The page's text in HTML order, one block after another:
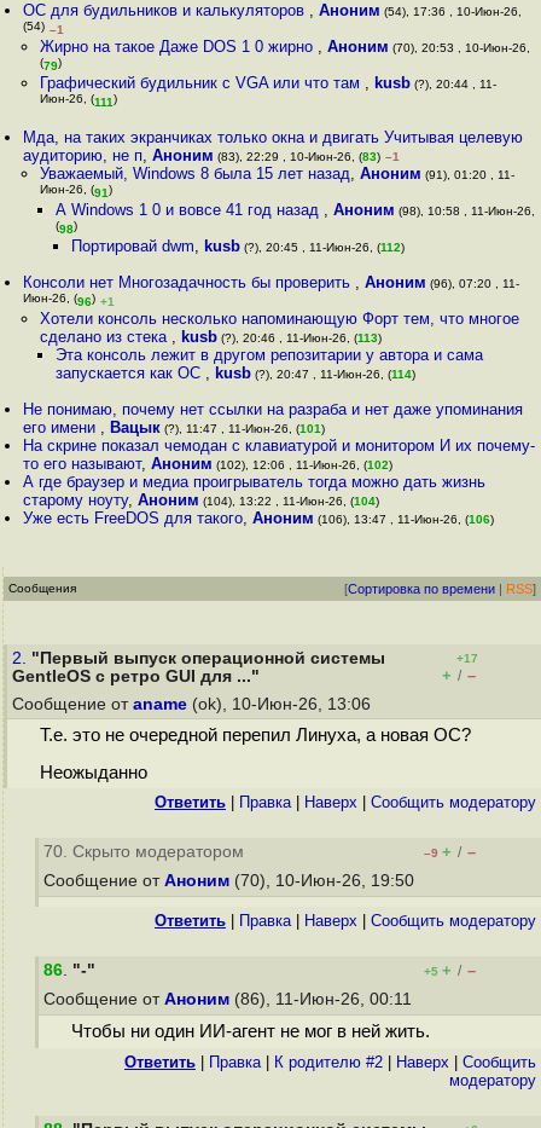
ОС для будильников и калькуляторов ,Аноним (54), 17:36 , 10-Июн-26,
(54) –1
Жирно на такое Даже DOS 1 0 жирно , Аноним (70), 20:53 , 10-Июн-26,
(79)
Графический будильник с VGA или что там , kusb(?), 20:44 , 11-
Июн-26, (111)
Мда, на таких экранчиках только окна и двигать Учитывая целевую
аудиторию, не п,Аноним (83), 22:29 , 10-Июн-26, (83) –1
Уважаемый, Windows 8 была 15 лет назад, Аноним (91), 01:20 , 11-
Июн-26, (91)
А Windows 1 0 и вовсе 41 год назад , Аноним (98), 10:58 , 11-Июн-26,
(98)
Портировай dwm, kusb (?), 20:45 , 11-Июн-26, (112)
Консоли нет Многозадачность бы проверить ,Аноним (96), 07:20 , 11-
Июн-26, (96) +1
Хотели консоль несколько напоминающую Форт тем, что многое
сделано из стека , kusb(?), 20:46 , 11-Июн-26, (113)
Эта консоль лежит в другом репозитарии у автора и сама
запускается как ОС , kusb(?), 20:47 , 11-Июн-26, (114)
Не понимаю, почему нет ссылки на разраба и нет даже упоминания
его имени , Вацык (?), 11:47 , 11-Июн-26, (101)
На скрине показал чемодан с клавиатурой и монитором И их почему-
то его называют,Аноним (102), 12:06 , 11-Июн-26, (102)
А где браузер и медиа проигрыватель тогда можно дать жизнь
старому ноуту,Аноним (104), 13:22 , 11-Июн-26, (104)
Уже есть FreeDOS для такого,Аноним (106), 13:47 , 11-Июн-26, (106)
Сообщения [Сортировка по времени | RSS]
2. "Первый выпуск операционной системы
GentleOS с ретро GUI для ..."
+17
+ / –
Сообщение от aname (ok), 10-Июн-26, 13:06
Т.е. это не очередной перепил Линуха, а новая ОС?
Неожыданно
Ответить Правка| Наверх Cообщить модератору
70. Скрыто модератором –9 + / –
Сообщение от Аноним (70), 10-Июн-26, 19:50
Ответить Правка| Наверх Cообщить модератору
86. "-" +5 + / –
Сообщение от Аноним (86), 11-Июн-26, 00:11
Чтобы ни один ИИ-агент не мог в ней жить.
Ответить Правка| К родителю #2 Наверх
Cообщить
модератору